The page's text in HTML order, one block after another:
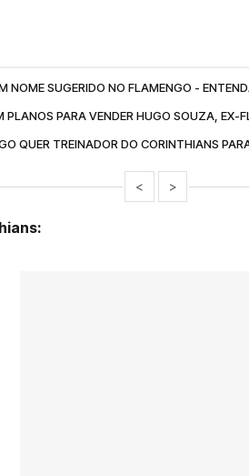
NOME SUGERIDO NO FLAMENGO -
PLANOS PARA VENDER HUGO SOUZA, EX-
QUER TREINADOR DO CORINTHIANS
< >